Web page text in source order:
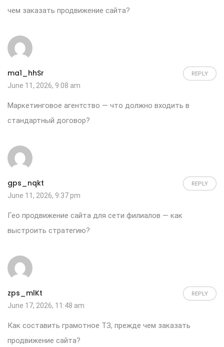
чем заказать продвижение сайта?
ma1_hhSr REPLY
June 11, 2026, 9:08 am
Маркетинговое агентство — что должно входить в
стандартный договор?
gps_nqkt REPLY
June 11, 2026, 9:37 pm
Гео продвижение сайта для сети филиалов — как
выстроить стратегию?
zps_mlKt REPLY
June 17, 2026, 11:48 am
Как составить грамотное ТЗ, прежде чем заказать
продвижение сайта?